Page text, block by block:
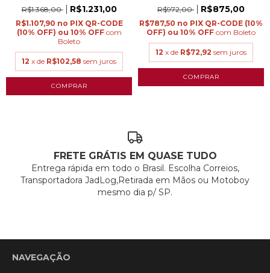
R$1.368,00 R$1.231,00
R$1.107,90
com
Boleto
12 x de R$102,58 sem juros
R$972,00 R$875,00
R$787,50
com Boleto
12 x de R$72,92 sem juros
FRETE GRÁTIS EM QUASE TUDO
Entrega rápida em todo o Brasil. Escolha Correios,
Transportadora JadLog,Retirada em Mãos ou Motoboy
mesmo dia p/ SP.
NAVEGAÇÃO